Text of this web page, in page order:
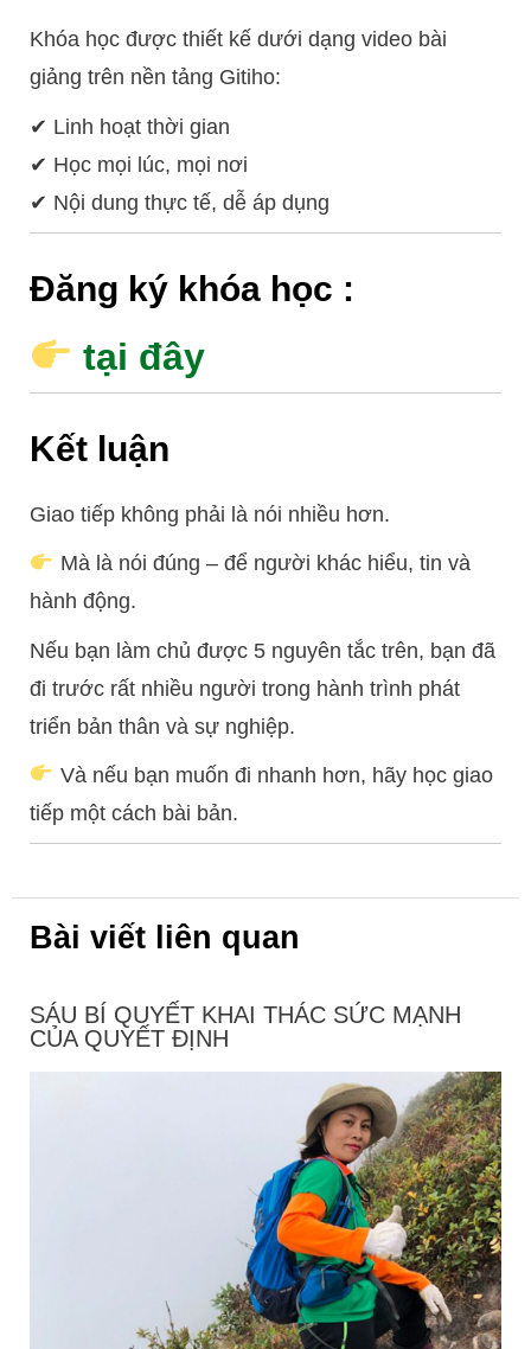
Khóa học được thiết kế dưới dạng video bài
giảng trên nền tảng Gitiho:
✔ Linh hoạt thời gian
✔ Học mọi lúc, mọi nơi
✔ Nội dung thực tế, dễ áp dụng
Đăng ký khóa học :
tại đây
Kết luận
Giao tiếp không phải là nói nhiều hơn.
Mà là nói đúng – để người khác hiểu, tin và
hành động.
Nếu bạn làm chủ được 5 nguyên tắc trên, bạn đã
đi trước rất nhiều người trong hành trình phát
triển bản thân và sự nghiệp.
Và nếu bạn muốn đi nhanh hơn, hãy học giao
tiếp một cách bài bản.
Bài viết liên quan
SÁU BÍ QUYẾT KHAI THÁC SỨC MẠNH
CỦA QUYẾT ĐỊNH